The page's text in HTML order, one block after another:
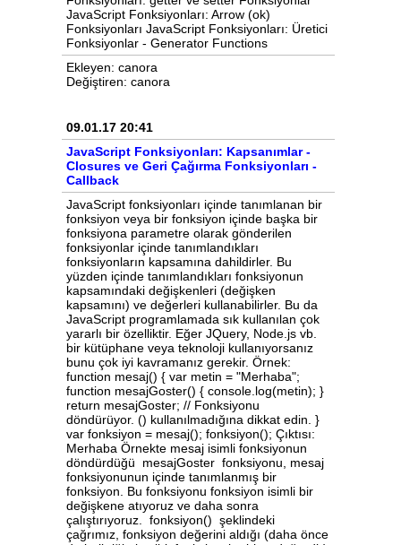
Ekleyen: canora
Değiştiren: canora
09.01.17 20:41
JavaScript Fonksiyonları: Kapsanımlar -
Closures ve Geri Çağırma Fonksiyonları -
Callback
JavaScript fonksiyonları içinde tanımlanan bir
fonksiyon veya bir fonksiyon içinde başka bir
fonksiyona parametre olarak gönderilen
fonksiyonlar içinde tanımlandıkları
fonksiyonların kapsamına dahildirler. Bu
yüzden içinde tanımlandıkları fonksiyonun
kapsamındaki değişkenleri (değişken
kapsamını) ve değerleri kullanabilirler. Bu da
JavaScript programlamada sık kullanılan çok
yararlı bir özelliktir. Eğer JQuery, Node.js vb.
bir kütüphane veya teknoloji kullanıyorsanız
bunu çok iyi kavramanız gerekir. Örnek:
function mesaj() { var metin = "Merhaba";
function mesajGoster() { console.log(metin); }
return mesajGoster; // Fonksiyonu
döndürüyor. () kullanılmadığına dikkat edin. }
var fonksiyon = mesaj(); fonksiyon(); Çıktısı:
Merhaba Örnekte mesaj isimli fonksiyonun
döndürdüğü mesajGoster fonksiyonu, mesaj
fonksiyonunun içinde tanımlanmış bir
fonksiyon. Bu fonksiyonu fonksiyon isimli bir
değişkene atıyoruz ve daha sonra
çalıştırıyoruz. fonksiyon() şeklindeki
çağrımız, fonksiyon değerini aldığı (daha önce